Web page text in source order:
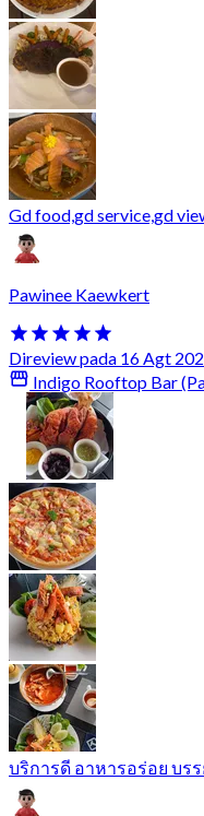
Gd food,gd service,gd
Pawinee Kaewkert
Direview pada 16 Agt
Indigo Rooftop Bar
บริการดี อาหารอร่อย บร